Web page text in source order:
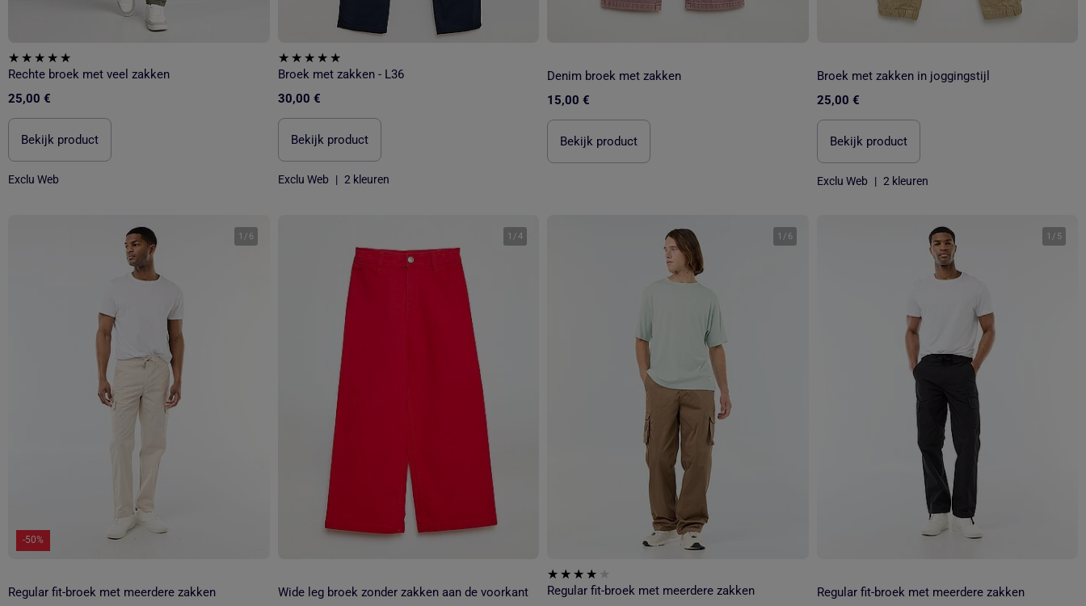
Rechte broek met veel zakken
25,00 €
Bekijk product
Exclu Web
Broek met zakken - L36
30,00 €
Bekijk product
Exclu Web | 2 kleuren
Denim broek met zakken
15,00 €
Bekijk product
Broek met zakken in joggingstijl
25,00 €
Bekijk product
Exclu Web | 2 kleuren
1 / 6
-50%
Regular fit-broek met meerdere zakken
1 /4
Wide leg broek zonder zakken aan de voorkant
1 / 6
Regular fit-broek met meerdere zakken
1 / 5
Regular fit-broek met meerdere zakken